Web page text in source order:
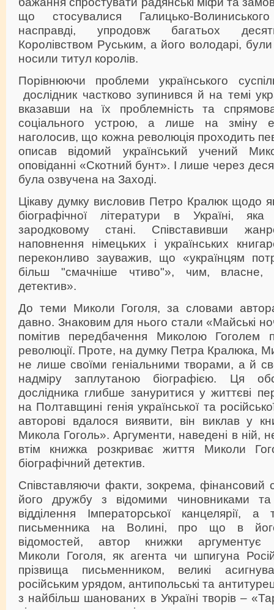
що стосувалися Галицько-
насправді, упродовж багатьох
Королівством Руським, а його володарі,
носили титул королів.
Порівнюючи проблеми українського
дослідник частково зупинився й на темі
вказавши на їх проблемність та
соціального устрою, а лише на зміну
наголосив, що кожна революція проходить
описав відомий український учений
оповіданні «Скотний бунт». І лише через
була озвучена на Заході.
Цікаву думку висловив Петро Кралюк щодо
біографічної літератури в Україні,
зародковому стані. Співставивши
наповнення німецьких і українських
переконливо зауважив, що «українцям
більш "смачніше чтиво"», чим, власне,
детектив».
До теми Миколи Гоголя, за словами
давно. Знаковим для нього стали «Майські
помітив передбачення Миколою Гоголем
революції. Проте, на думку Петра Кралюка,
не лише своїми геніальними творами, а й
надміру заплутаною біографією. Ця
дослідника глибше зануритися у життєві
на Полтавщині генія української та
авторові вдалося виявити, він виклав у
Микола Гоголь». Аргументи, наведені в ній,
втім книжка розкриває життя Миколи
біографічний детектив.
Співставляючи факти, зокрема, фінансовий
його дружбу з відомими чиновниками та
відділення Імператорської канцелярії,
письменника на Волині, про що в
відомостей, автор книжки аргументує
Миколи Гоголя, як агента чи шпигуна
прізвища письменником, великі
російським урядом, антипольські та
з найбільш шанованих в Україні творів –